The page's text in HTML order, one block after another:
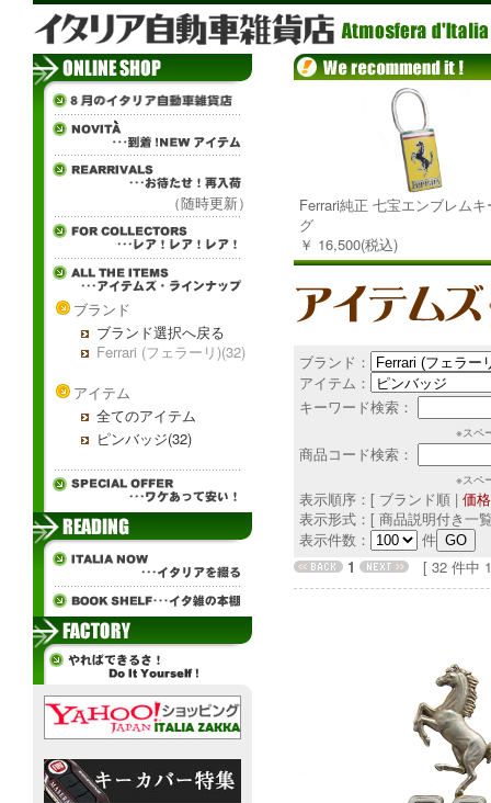
（随時更新）
ブランド
ブランド選択へ戻る
Ferrari (フェラーリ)(32)
アイテム
全てのアイテム
ピンバッジ(32)
Ferrari純正 七宝エンブレムキ
グ
￥ 16,500(税込)
ブランド：
アイテム：
キーワード検索：
※スペ
商品コード検索：
※スペ
表示順序：[ ブランド順 | 価
表示形式：[ 商品説明付き一
表示件数：
件
1
[ 32 件中 1